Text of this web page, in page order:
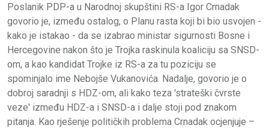
Poslanik PDP-a u Narodnoj skupštini RS-a Igor Crnadak
govorio je, između ostalog, o Planu rasta koji bi bio usvojen -
kako je istakao - da se izabrao ministar sigurnosti Bosne i
Hercegovine nakon što je Trojka raskinula koaliciju sa SNSD-
om, a kao kandidat Trojke iz RS-a za tu poziciju se
spominjalo ime Nebojše Vukanovića. Nadalje, govorio je o
dobroj saradnji s HDZ-om, ali kako teza 'strateški čvrste
veze' između HDZ-a i SNSD-a i dalje stoji pod znakom
pitanja. Kao rješenje političkih problema Crnadak ocjenjuje –